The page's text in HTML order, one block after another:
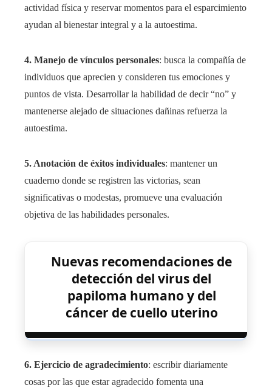
actividad física y reservar momentos para el esparcimiento
ayudan al bienestar integral y a la autoestima.
4. Manejo de vínculos personales: busca la compañía de
individuos que aprecien y consideren tus emociones y
puntos de vista. Desarrollar la habilidad de decir “no” y
mantenerse alejado de situaciones dañinas refuerza la
autoestima.
5. Anotación de éxitos individuales: mantener un
cuaderno donde se registren las victorias, sean
significativas o modestas, promueve una evaluación
objetiva de las habilidades personales.
Nuevas recomendaciones de
detección del virus del
papiloma humano y del
cáncer de cuello uterino
6. Ejercicio de agradecimiento: escribir diariamente
cosas por las que estar agradecido fomenta una